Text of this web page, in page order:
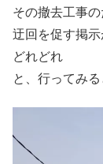
その撤去工事の
迂回を促す掲示
どれどれ
と、行ってみる